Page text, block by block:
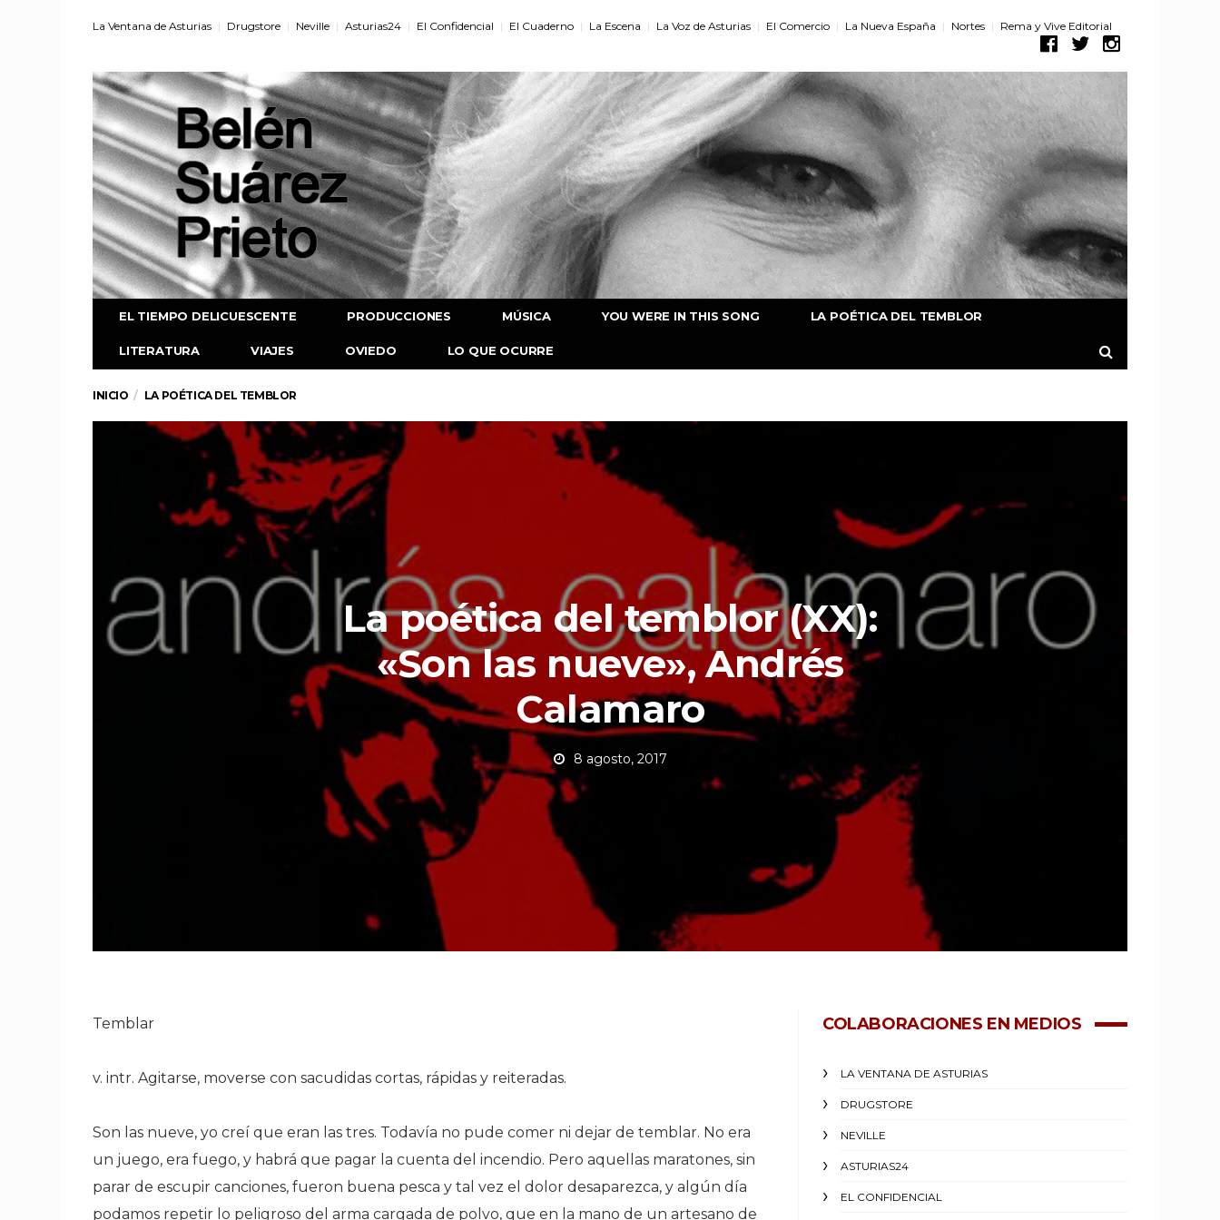
La Ventana de Asturias Drugstore Neville Asturias24 El Confidencial El Cuaderno La Escena La Voz de Asturias El Comercio La Nueva España Nortes Rema y Vive Editorial
EL TIEMPO DELICUESCENTE PRODUCCIONES MÚSICA YOU WERE IN THIS SONG LA POÉTICA DEL TEMBLOR
LITERATURA VIAJES OVIEDO LO QUE OCURRE
INICIO LA POÉTICA DEL TEMBLOR
La poética del temblor (XX):
«Son las nueve», Andrés
Calamaro
8 agosto, 2017
Temblar
v. intr. Agitarse, moverse con sacudidas cortas, rápidas y reiteradas.
Son las nueve, yo creí que eran las tres. Todavía no pude comer ni dejar de temblar. No era
un juego, era fuego, y habrá que pagar la cuenta del incendio. Pero aquellas maratones, sin
parar de escupir canciones, fueron buena pesca y tal vez el dolor desaparezca, y algún día
podamos repetir lo peligroso del arma cargada de polvo, que en la mano de un artesano de
COLABORACIONES EN MEDIOS
LA VENTANA DE ASTURIAS
DRUGSTORE
NEVILLE
ASTURIAS24
EL CONFIDENCIAL